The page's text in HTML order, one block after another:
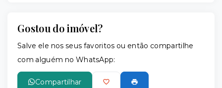
Gostou do imóvel?
Salve ele nos seus favoritos ou então compartilhe
com alguém no WhatsApp:
Compartilhar